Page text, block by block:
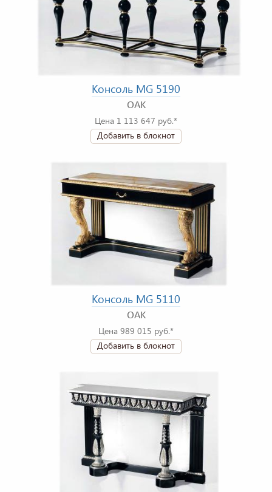
Консоль MG 5190
OAK
Цена 1 113 647 руб.*
Добавить в блокнот
Консоль MG 5110
OAK
Цена 989 015 руб.*
Добавить в блокнот